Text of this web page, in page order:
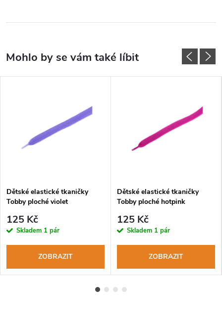
Dětské elastické tkaničky
Tobby ploché violet
125 Kč
Skladem 1 pár
ZOBRAZIT
Dětské elastické tkaničky
Tobby ploché hotpink
125 Kč
Skladem 1 pár
ZOBRAZIT